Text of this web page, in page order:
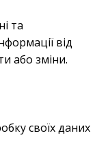
та
від
або зміни.
своїх даних